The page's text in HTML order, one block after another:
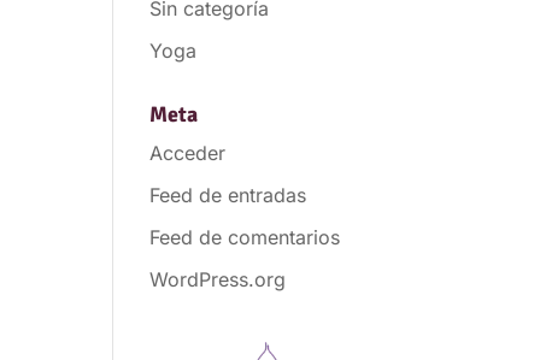
Sin categoría
Yoga
Meta
Acceder
Feed de entradas
Feed de comentarios
WordPress.org